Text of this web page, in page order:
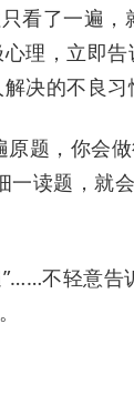
看了一遍
理，立即
决的不良习
题，你会
读题，就
不轻意